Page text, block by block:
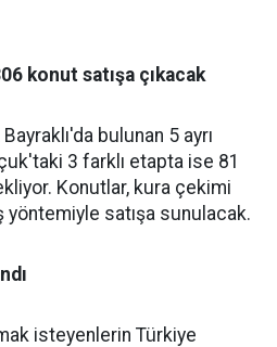
konut satışa çıkacak
bulunan 5 ayrı
3 farklı etapta ise 81
Konutlar, kura çekimi
yöntemiyle satışa sunulacak.
isteyenlerin Türkiye